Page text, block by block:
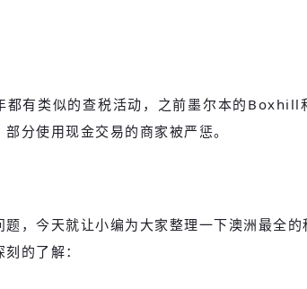
都有类似的查税活动，之前墨尔本的Boxhill
分使用现金交易的商家被严惩。
题，今天就让小编为大家整理一下澳洲最全
的了解：